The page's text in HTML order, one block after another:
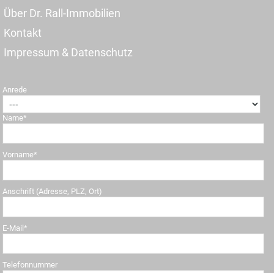
Über Dr. Rall-Immobilien
Kontakt
Impressum & Datenschutz
Anrede
Name*
Vorname*
Anschrift (Adresse, PLZ, Ort)
E-Mail*
Telefonnummer